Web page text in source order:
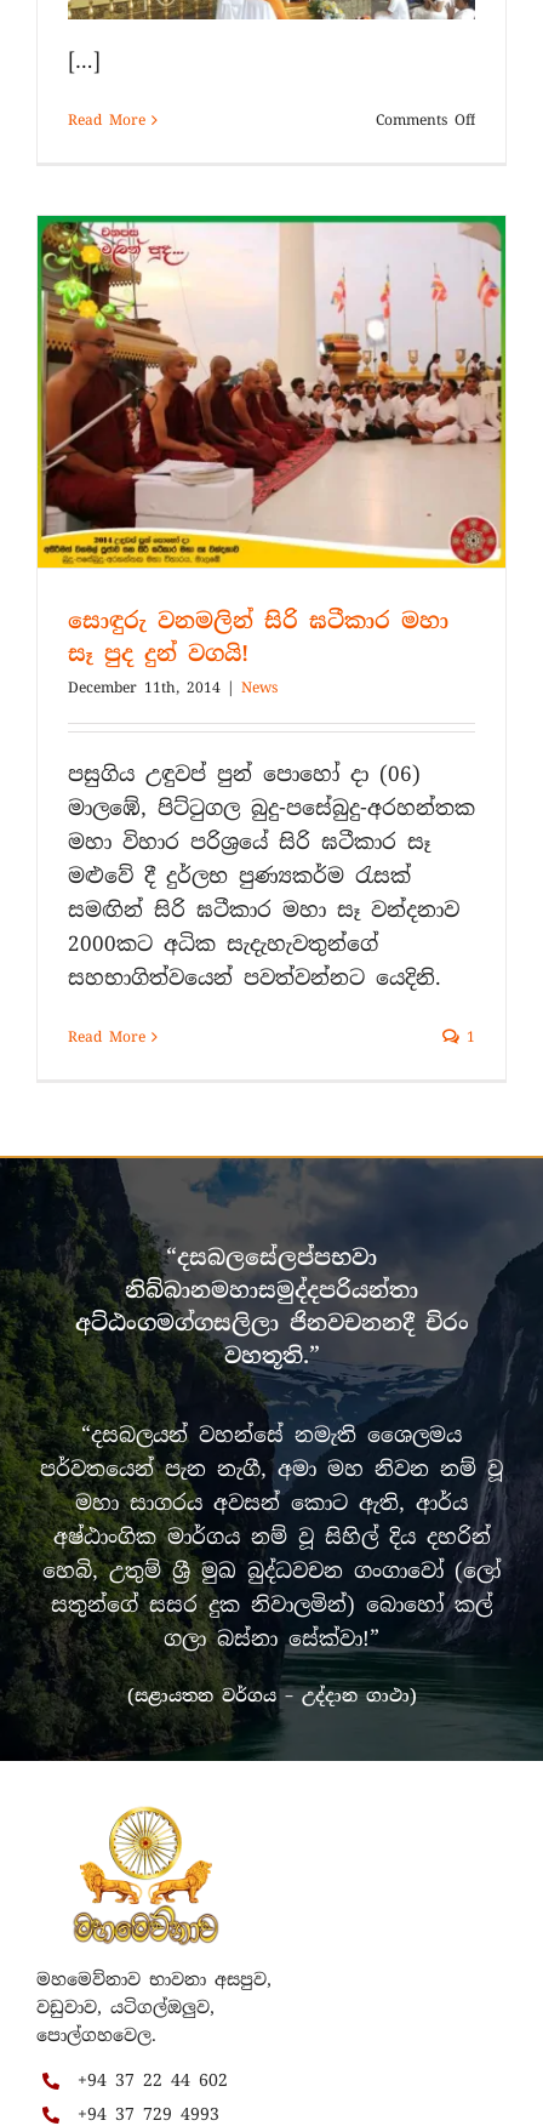
[…]
Read More Comments Offon
සොඳුරු වනමලින් සිරි ඝටීකාර මහා
සෑ පුද දුන් වගයි!
December 11th, 2014 | News
පසුගිය උඳුවප් පුන් පොහෝ දා (06)
මාලඹේ, පිට්ටුගල බුදු-පසේබුදු-අරහන්තක
මහා විහාර පරිශ්‍රයේ සිරි ඝටීකාර සෑ
මළුවේ දී දුර්ලභ පුණ්‍යකර්ම රැසක්
සමඟින් සිරි ඝටීකාර මහා සෑ වන්දනාව
2000කට අධික සැදැහැවතුන්ගේ
සහභාගිත්වයෙන් පවත්වන්නට යෙදිනි.
Read More 1
“දසබලසේලප්පභවා
නිබ්බානමහාසමුද්දපරියන්තා
අට්ඨංගමග්ගසලිලා ජිනවචනනදී චිරං
වහතූති.”
“දසබලයන් වහන්සේ නමැති ශෛලමය
පර්වතයෙන් පැන නැගී, අමා මහ නිවන නම් වූ
මහා සාගරය අවසන් කොට ඇති, ආර්ය
අෂ්ඨාංගික මාර්ගය නම් වූ සිහිල් දිය දහරින්
හෙබි, උතුම් ශ්‍රී මුඛ බුද්ධවචන ගංගාවෝ (ලෝ
සතුන්ගේ සසර දුක නිවාලමින්) බොහෝ කල්
ගලා බස්නා සේක්වා!”
(සළායතන වර්ගය – උද්දාන ගාථා)
මහමෙව්නාව භාවනා අසපුව,
වඩුවාව, යටිගල්ඔලුව,
පොල්ගහවෙල.
+94 37 22 44 602
+94 37 729 4993